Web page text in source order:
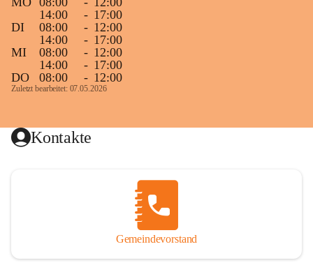
14:00
- 17:00
DI
08:00 - 12:00
14:00
- 17:00
MI
08:00 - 12:00
14:00
- 17:00
DO
08:00 - 12:00
Zuletzt bearbeitet: 07.05.2026
Kontakte
Gemeindevorstand